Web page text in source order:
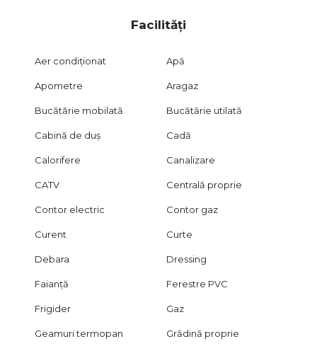
Facilități
Aer condiționat Apă
Apometre Aragaz
Bucătărie mobilată Bucătărie utilată
Cabină de duș Cadă
Calorifere Canalizare
CATV Centrală proprie
Contor electric Contor gaz
Curent Curte
Debara Dressing
Faianță Ferestre PVC
Frigider Gaz
Geamuri termopan Grădină proprie